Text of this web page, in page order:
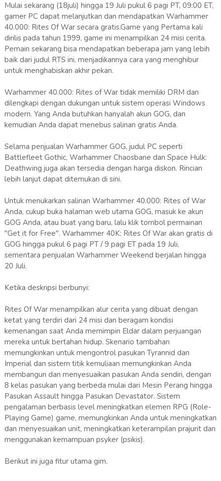
Mulai sekarang (18juli) hingga 19 Juli pukul 6 pagi PT, 09:00 ET,
gamer PC dapat melanjutkan dan mendapatkan Warhammer
40.000: Rites Of War secara gratis.Game yang Pertama kali
dirilis pada tahun 1999, game ini menampilkan 24 misi cerita.
Pemain sekarang bisa mendapatkan beberapa jam yang lebih
baik dari judul RTS ini, menjadikannya cara yang menghibur
untuk menghabiskan akhir pekan.
Warhammer 40.000: Rites of War tidak memiliki DRM dan
dilengkapi dengan dukungan untuk sistem operasi Windows
modern. Yang Anda butuhkan hanyalah akun GOG, dan
kemudian Anda dapat menebus salinan gratis Anda.
Selama penjualan Warhammer GOG, judul PC seperti
Battlefleet Gothic, Warhammer Chaosbane dan Space Hulk:
Deathwing juga akan tersedia dengan harga diskon. Rincian
lebih lanjut dapat ditemukan di sini.
Untuk menukarkan salinan Warhammer 40.000: Rites of War
Anda, cukup buka halaman web utama GOG, masuk ke akun
GOG Anda, atau buat yang baru, lalu klik tombol permainan
"Get it for Free". Warhammer 40K: Rites Of War akan gratis di
GOG hingga pukul 6 pagi PT / 9 pagi ET pada 19 Juli,
sementara penjualan Warhammer Weekend berjalan hingga
20 Juli.
Ketika deskripsi berbunyi:
Rites Of War menampilkan alur cerita yang dibuat dengan
ketat yang terdiri dari 24 misi dan beragam kondisi
kemenangan saat Anda memimpin Eldar dalam perjuangan
mereka untuk bertahan hidup. Skenario tambahan
memungkinkan untuk mengontrol pasukan Tyrannid dan
Imperial dan sistem titik kemuliaan memungkinkan Anda
membangun dan menyesuaikan pasukan Anda sendiri, dengan
8 kelas pasukan yang berbeda mulai dari Mesin Perang hingga
Pasukan Assault hingga Pasukan Devastator. Sistem
pengalaman berbasis level meningkatkan elemen RPG (Role-
Playing Game) game, memungkinkan Anda untuk meningkatkan
dan menyesuaikan unit, meningkatkan keterampilan prajurit dan
menggunakan kemampuan psyker (psikis).
Berikut ini juga fitur utama gim.